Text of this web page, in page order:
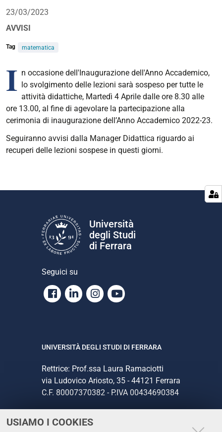
USIAMO I COOKIES
23/03/2023
AVVISI
Tag matematica
I n occasione dell'Inaugurazione dell'Anno Accademico,
lo svolgimento delle lezioni sarà sospeso per tutte le
attività didattiche, Martedì 4 Aprile dalle ore 8.30 alle
ore 13.00, al fine di agevolare la partecipazione alla
cerimonia di inaugurazione dell’Anno Accademico 2022-23.
Seguiranno avvisi dalla Manager Didattica riguardo ai
recuperi delle lezioni sospese in questi giorni.
Università
degli Studi
di Ferrara
Seguici su
Facebook
LinkedinInstagram
Youtube
UNIVERSITÀ DEGLI STUDI DI FERRARA
Rettrice: Prof.ssa Laura Ramaciotti
via Ludovico Ariosto, 35 - 44121 Ferrara
C.F. 80007370382 - P.IVA 00434690384
CONTATTI